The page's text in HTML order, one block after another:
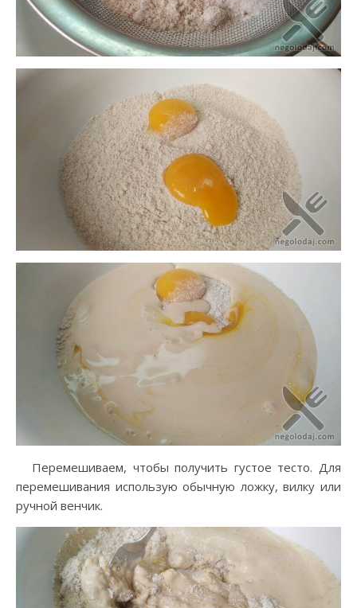
Перемешиваем, чтобы получить густое тесто. Для
перемешивания использую обычную ложку, вилку или
ручной венчик.